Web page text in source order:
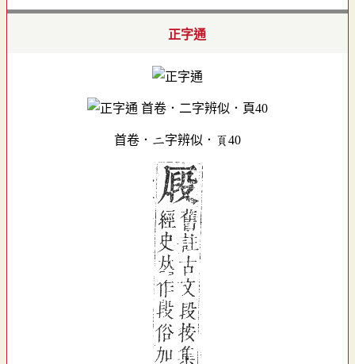
正字通
首卷．二字辨似．頁40